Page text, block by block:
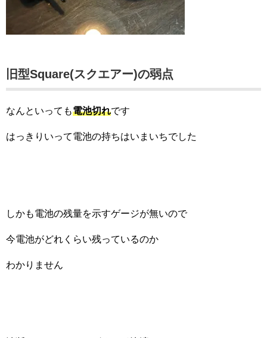
旧型Square(スクエアー)の弱点
なんといっても電池切れです
はっきりいって電池の持ちはいまいちでした
しかも電池の残量を示すゲージが無いので
今電池がどれくらい残っているのか
わかりません